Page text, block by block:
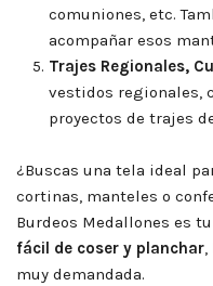
comuniones, etc.
acompañar esos
Trajes Regionales,
vestidos regionales,
proyectos de trajes
¿Buscas una tela ideal
cortinas, manteles o
Burdeos Medallones es
fácil de coser y planchar
muy demandada.